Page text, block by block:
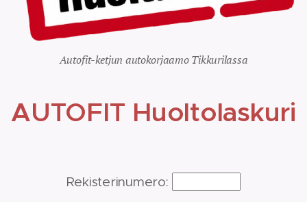
Autofit-ketjun autokorjaamo Tikkurilassa
AUTOFIT Huoltolaskuri
Rekisterinumero: